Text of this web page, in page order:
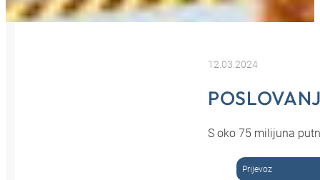
12.03.2024
S oko 75 milijuna
Prijevoz